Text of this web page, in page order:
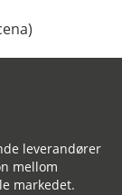
leverandører
mellom
markedet.